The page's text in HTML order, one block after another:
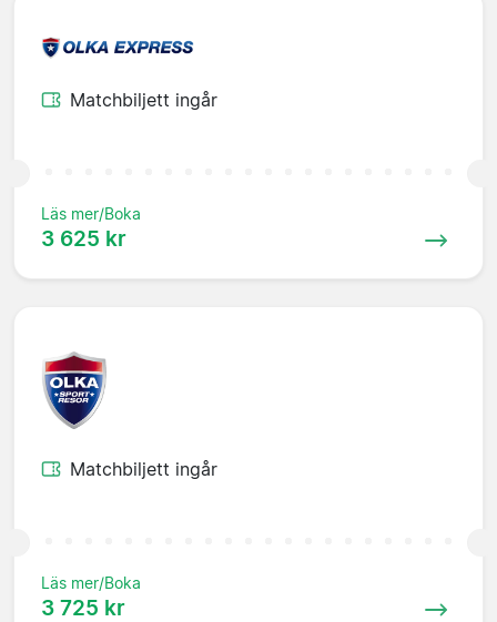
Matchbiljett ingår
Läs mer/Boka
3 625 kr
Matchbiljett ingår
Läs mer/Boka
3 725 kr